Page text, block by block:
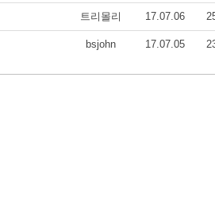
트리몰리 17.07.06
bsjohn 17.07.05